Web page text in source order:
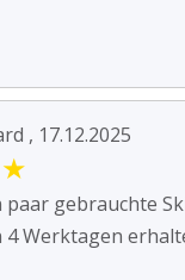
, 17.12.2025
★
paar gebrauchte
Werktagen